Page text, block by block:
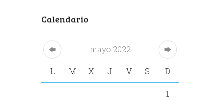
Calendario
mayo 2022
L M X J V S D
1